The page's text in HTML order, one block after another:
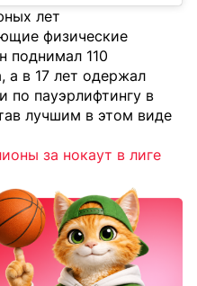
лет
физические
поднимал 110
в 17 лет одержал
по пауэрлифтингу в
лучшим в этом виде
за нокаут в лиге